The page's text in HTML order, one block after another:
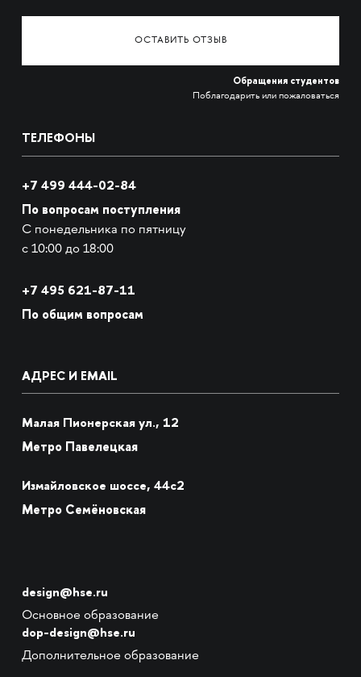
ОСТАВИТЬ ОТЗЫВ
Обращения студентов
Поблагодарить или пожаловаться
ТЕЛЕФОНЫ
+7 499 444-02-84
По вопросам поступления
С понедельника по пятницу
с 10:00 до 18:00
+7 495 621-87-11
По общим вопросам
АДРЕС И EMAIL
Малая Пионерская ул., 12
Метро Павелецкая
Измайловское шоссе, 44с2
Метро Семёновская
design@hse.ru
Основное образование
dop-design@hse.ru
Дополнительное образование